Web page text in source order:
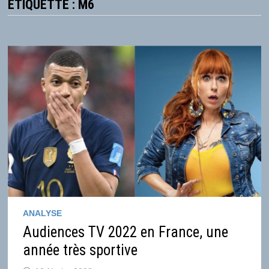
ÉTIQUETTE : M6
ANALYSE
Audiences TV 2022 en France, une
année très sportive